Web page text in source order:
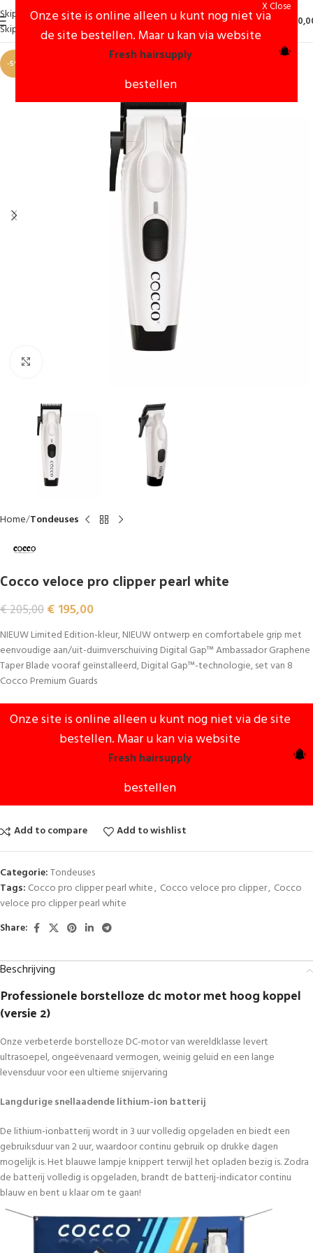
Skip to navigation
Skip to main content
0
-5%
Home Tondeuses
Cocco veloce pro clipper pearl white
€205,00€ 195,00
NIEUW Limited Edition-kleur, NIEUW ontwerp en comfortabele grip met
eenvoudige aan/uit-duimverschuiving Digital Gap™ Ambassador Graphene
Taper Blade vooraf geïnstalleerd, Digital Gap™-technologie, set van 8
Cocco Premium Guards
Onze site is online alleen u kunt nog niet via de site
bestellen. Maar u kan via website
Fresh hairsupply
bestellen
Add to compare Add to wishlist
Categorie:Tondeuses
Tags: Cocco pro clipper pearl white, Cocco veloce pro clipper, Cocco
veloce pro clipper pearl white
Share:
Beschrijving
Professionele borstelloze dc motor met hoog koppel
(versie 2)
Onze verbeterde borstelloze DC-motor van wereldklasse levert
ultrasoepel, ongeëvenaard vermogen, weinig geluid en een lange
levensduur voor een ultieme snijervaring
Langdurige snellaadende lithium-ion batterij
De lithium-ionbatterij wordt in 3 uur volledig opgeladen en biedt een
gebruiksduur van 2 uur, waardoor continu gebruik op drukke dagen
mogelijk is. Het blauwe lampje knippert terwijl het opladen bezig is. Zodra
de batterij volledig is opgeladen, brandt de batterij-indicator continu
blauw en bent u klaar om te gaan!
X Close
Onze site is online alleen u kunt nog niet via
de site bestellen. Maar u kan via website
Fresh hairsupply
bestellen